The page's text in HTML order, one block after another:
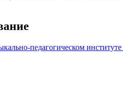
педагогическом